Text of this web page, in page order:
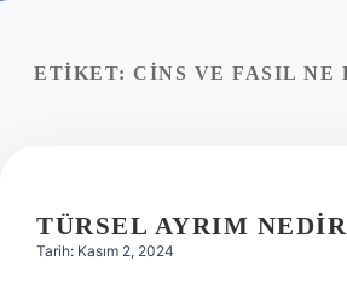
Yasal Uyarı
ETIKET: CINS VE FASIL NE
TÜRSEL AYRIM NEDIR
Tarih: Kasım 2, 2024